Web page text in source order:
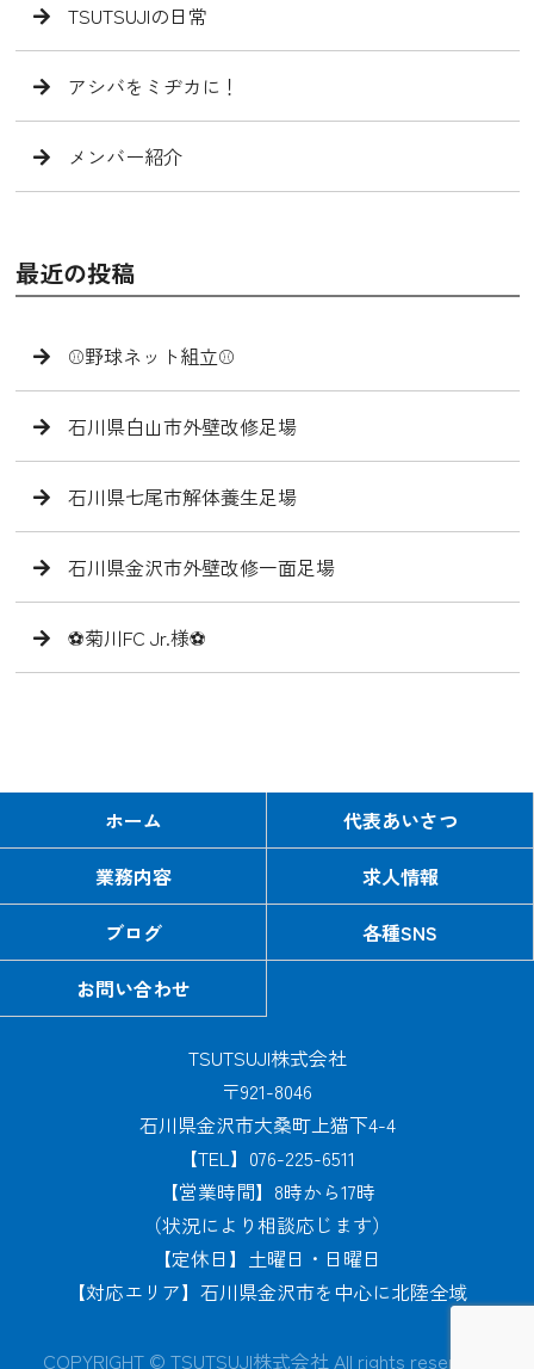
TSUTSUJIの日常
アシバをミヂカに！
メンバー紹介
最近の投稿
⚾️野球ネット組立⚾️
石川県白山市外壁改修足場
石川県七尾市解体養生足場
石川県金沢市外壁改修一面足場
⚽️菊川FC Jr.様⚽️
ホーム
代表あいさつ
業務内容
求人情報
ブログ
各種SNS
お問い合わせ
TSUTSUJI株式会社
〒921-8046
石川県金沢市大桑町上猫下4-4
【TEL】076-225-6511
【営業時間】8時から17時
（状況により相談応じます）
【定休日】土曜日・日曜日
【対応エリア】石川県金沢市を中心に北陸全域
COPYRIGHT © TSUTSUJI株式会社 All rights reserved.